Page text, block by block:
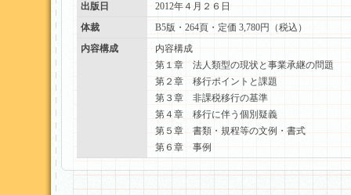
出版日
2012年４月２６日
体裁
B5版・264頁・定価 3,780円（税込）
内容構成
内容構成
第１章 法人類型の現状と事業承継の問題
第２章 移行ポイントと課題
第３章 非課税移行の基準
第４章 移行に伴う個別疑義
第５章 書類・規程等の文例・書式
第６章 事例